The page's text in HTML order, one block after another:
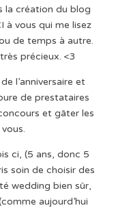
la création du blog
à vous qui me lisez
de temps à autre.
précieux. <3
l’anniversaire et
de prestataires
et gâter les
ci, (5 ans, donc 5
soin de choisir des
wedding bien sûr,
aujourd’hui